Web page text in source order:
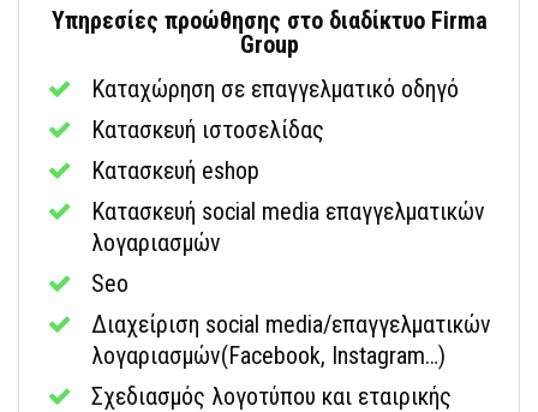
Υπηρεσίες προώθησης στο διαδίκτυο Firma
Group
Καταχώρηση σε επαγγελματικό οδηγό
Κατασκευή ιστοσελίδας
Κατασκευή eshop
Κατασκευή social media επαγγελματικών
λογαριασμών
Seo
Διαχείριση social media/επαγγελματικών
λογαριασμών(Facebook, Instagram…)
Σχεδιασμός λογοτύπου και εταιρικής